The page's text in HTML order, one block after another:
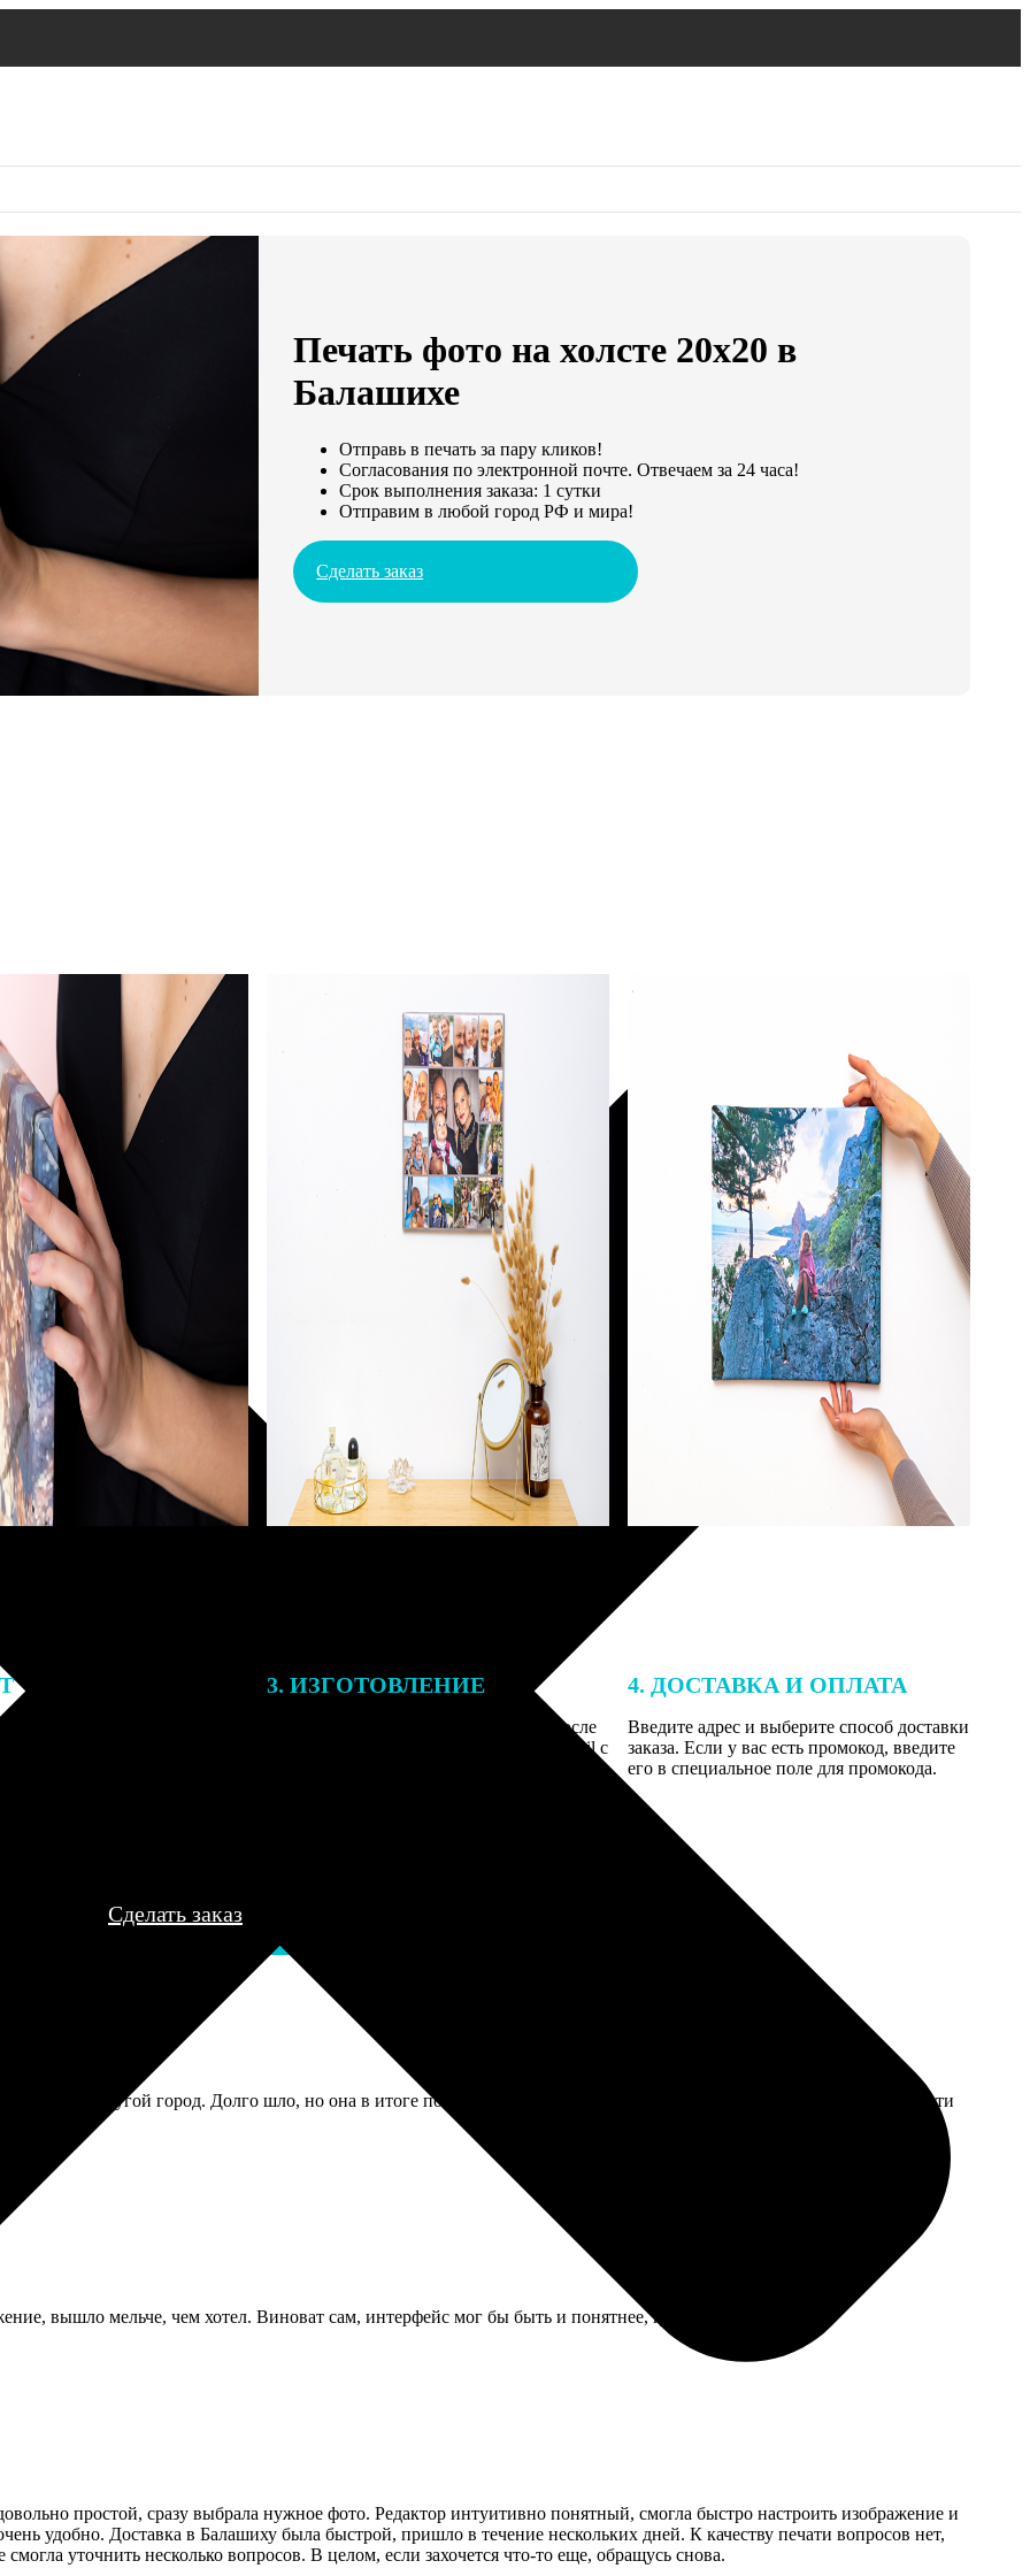
Печать фото на холсте 20х20 в
Балашихе
Отправь в печать за пару кликов!
Согласования по электронной почте. Отвечаем за 24 часа!
Срок выполнения заказа: 1 сутки
Отправим в любой город РФ и мира!
Сделать заказ
заказа к печати
могут связаться с Вами
телефону или email для
деталей.
3. ИЗГОТОВЛЕНИЕ
Оплатите заказ банковской картой. После
оплаты получите подтверждение на email с
4. ДОСТАВКА И ОПЛАТА
Введите адрес и выберите способ доставки
заказа. Если у вас есть промокод, введите
его в специальное поле для промокода.
Сделать заказ
бабушке в другой город. Долго шло, но она в итоге получила, обрадовалась. Главное, что мне не пришлось самой идти
вышло мельче, чем хотел. Виноват сам, интерфейс мог бы быть и понятнее, где какие размеры.
простой, сразу выбрала нужное фото. Редактор интуитивно понятный, смогла быстро настроить изображение и
удобно. Доставка в Балашиху была быстрой, пришло в течение нескольких дней. К качеству печати вопросов нет,
уточнить несколько вопросов. В целом, если захочется что-то еще, обращусь снова.